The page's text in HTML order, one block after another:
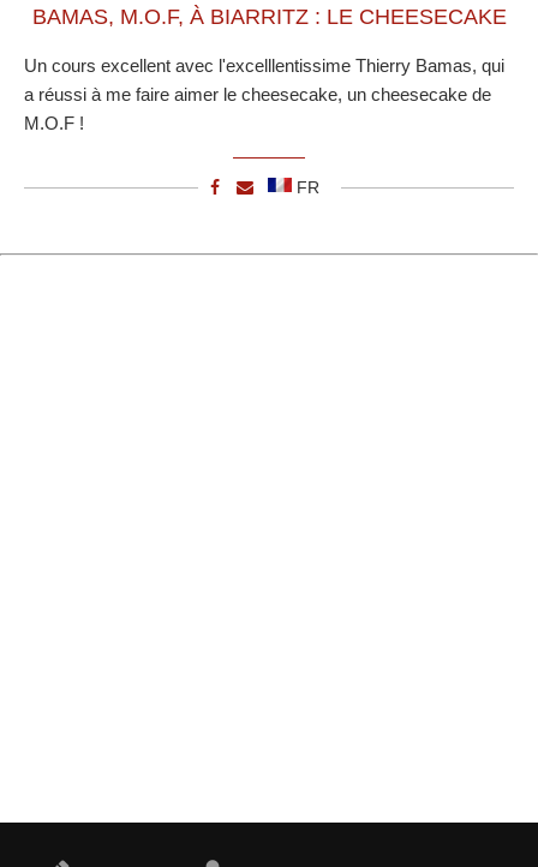
BAMAS, M.O.F, À BIARRITZ : LE CHEESECAKE
Un cours excellent avec l'excelllentissime Thierry Bamas, qui
a réussi à me faire aimer le cheesecake, un cheesecake de
M.O.F !
FR